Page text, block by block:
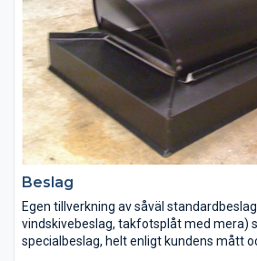
Beslag
Egen tillverkning av såväl
vindskivebeslag, takfotsplåt med mera)
specialbeslag, helt enligt kundens mått